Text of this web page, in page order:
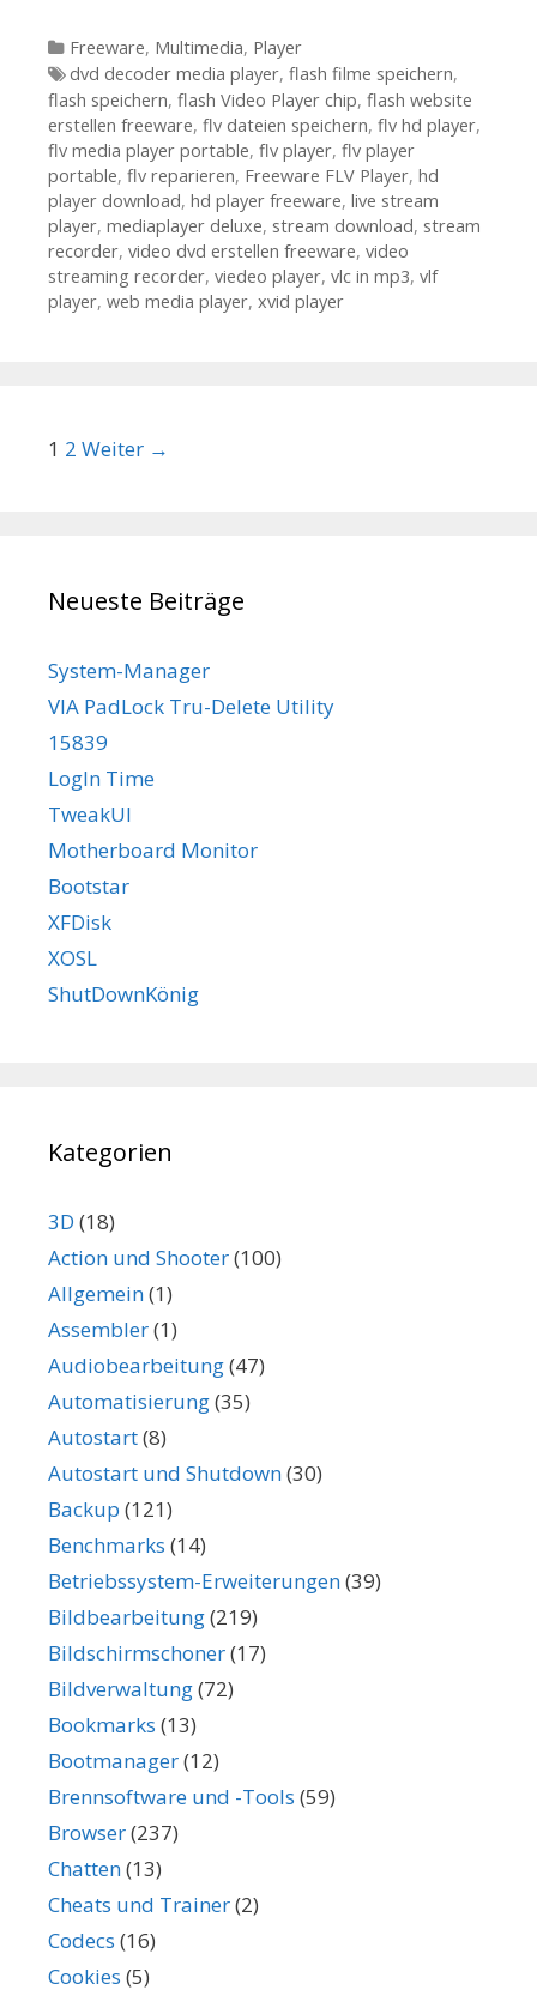
Kategorien
Freeware, Multimedia, Player
Tags
dvd decoder media player, flash filme speichern,
flash speichern, flash Video Player chip, flash website
erstellen freeware, flv dateien speichern, flv hd player,
flv media player portable, flv player, flv player
portable, flv reparieren, Freeware FLV Player, hd
player download, hd player freeware, live stream
player, mediaplayer deluxe, stream download, stream
recorder, video dvd erstellen freeware, video
streaming recorder, viedeo player, vlc in mp3, vlf
player, web media player, xvid player
Beitrags-Navigation
1 2 Weiter →
Neueste Beiträge
System-Manager
VIA PadLock Tru-Delete Utility
15839
LogIn Time
TweakUI
Motherboard Monitor
Bootstar
XFDisk
XOSL
ShutDownKönig
Kategorien
3D (18)
Action und Shooter(100)
Allgemein(1)
Assembler(1)
Audiobearbeitung(47)
Automatisierung(35)
Autostart(8)
Autostart und Shutdown(30)
Backup (121)
Benchmarks (14)
Betriebssystem-Erweiterungen(39)
Bildbearbeitung(219)
Bildschirmschoner(17)
Bildverwaltung(72)
Bookmarks (13)
Bootmanager(12)
Brennsoftware und -Tools (59)
Browser(237)
Chatten(13)
Cheats und Trainer(2)
Codecs (16)
Cookies (5)